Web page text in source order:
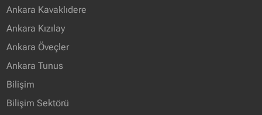
Ankara Kavaklıdere
Ankara Kızılay
Ankara Öveçler
Ankara Tunus
Bilişim
Bilişim Sektörü